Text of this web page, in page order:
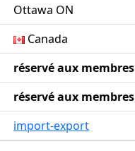
Ottawa ON
Canada
réservé aux membres
réservé aux membres
import-export